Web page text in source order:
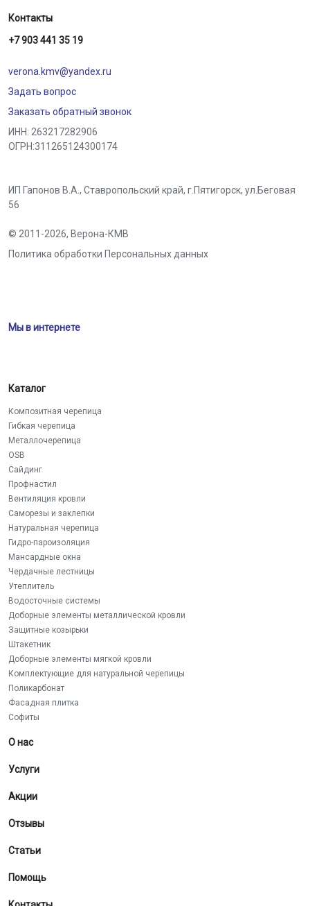
Контакты
+7 903 441 35 19
verona.kmv@yandex.ru
Задать вопрос
Заказать обратный звонок
ИНН: 263217282906
ОГРН:311265124300174
ИП Гапонов В.А., Ставропольский край, г.Пятигорск, ул.Беговая
56
© 2011-2026, Верона-КМВ
Политика обработки Персональных данных
Мы в интернете
Каталог
Композитная черепица
Гибкая черепица
Металлочерепица
OSB
Сайдинг
Профнастил
Вентиляция кровли
Саморезы и заклепки
Натуральная черепица
Гидро-пароизоляция
Мансардные окна
Чердачные лестницы
Утеплитель
Водосточные системы
Доборные элементы металлической кровли
Защитные козырьки
Штакетник
Доборные элементы мягкой кровли
Комплектующие для натуральной черепицы
Поликарбонат
Фасадная плитка
Софиты
О нас
Услуги
Акции
Отзывы
Статьи
Помощь